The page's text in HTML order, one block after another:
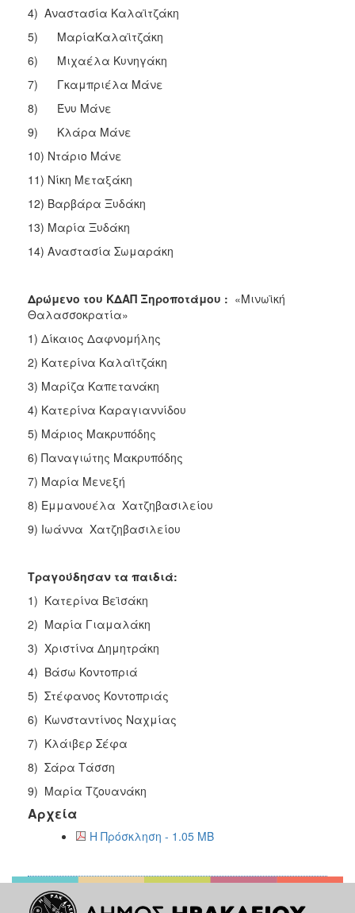
4) Αναστασία Καλαϊτζάκη
5) ΜαρίαΚαλαϊτζάκη
6) Μιχαέλα Κυνηγάκη
7) Γκαμπριέλα Μάνε
8) Ένυ Μάνε
9) Κλάρα Μάνε
10) Ντάριο Μάνε
11) Νίκη Μεταξάκη
12) Βαρβάρα Ξυδάκη
13) Μαρία Ξυδάκη
14) Αναστασία Σωμαράκη
Δρώμενο του ΚΔΑΠ Ξηροποτάμου : «Μινωϊκή
Θαλασσοκρατία»
1) Δίκαιος Δαφνομήλης
2) Κατερίνα Καλαϊτζάκη
3) Μαρίζα Καπετανάκη
4) Κατερίνα Καραγιαννίδου
5) Μάριος Μακρυπόδης
6) Παναγιώτης Μακρυπόδης
7) Μαρία Μενεξή
8) Εμμανουέλα Χατζηβασιλείου
9) Ιωάννα Χατζηβασιλείου
Τραγούδησαν τα παιδιά:
1) Κατερίνα Βεϊσάκη
2) Μαρία Γιαμαλάκη
3) Χριστίνα Δημητράκη
4) Βάσω Κοντοπριά
5) Στέφανος Κοντοπριάς
6) Κωνσταντίνος Ναχμίας
7) Κλάιβερ Σέφα
8) Σάρα Τάσση
9) Μαρία Τζουανάκη
Αρχεία
Η Πρόσκληση - 1.05 MB